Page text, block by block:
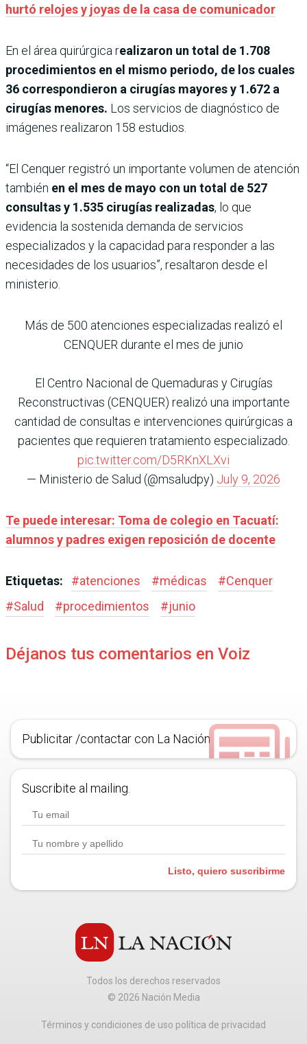
hurtó relojes y joyas de la casa de comunicador
En el área quirúrgica realizaron un total de 1.708
procedimientos en el mismo periodo, de los cuales
36 correspondieron a cirugías mayores y 1.672 a
cirugías menores. Los servicios de diagnóstico de
imágenes realizaron 158 estudios.
“El Cenquer registró un importante volumen de atención
también en el mes de mayo con un total de 527
consultas y 1.535 cirugías realizadas, lo que
evidencia la sostenida demanda de servicios
especializados y la capacidad para responder a las
necesidades de los usuarios”, resaltaron desde el
ministerio.
Más de 500 atenciones especializadas realizó el
CENQUER durante el mes de junio
El Centro Nacional de Quemaduras y Cirugías
Reconstructivas (CENQUER) realizó una importante
cantidad de consultas e intervenciones quirúrgicas a
pacientes que requieren tratamiento especializado.
pic.twitter.com/D5RKnXLXvi
— Ministerio de Salud (@msaludpy) July 9, 2026
Te puede interesar: Toma de colegio en Tacuatí:
alumnos y padres exigen reposición de docente
Etiquetas: #atenciones #médicas #Cenquer
#Salud #procedimientos #junio
Déjanos tus comentarios en Voiz
Publicitar /contactar con La Nación
Suscribite al mailing.
Listo, quiero suscribirme
Todos los derechos reservados
© 2026 Nación Media
Términos y condiciones de uso política de privacidad